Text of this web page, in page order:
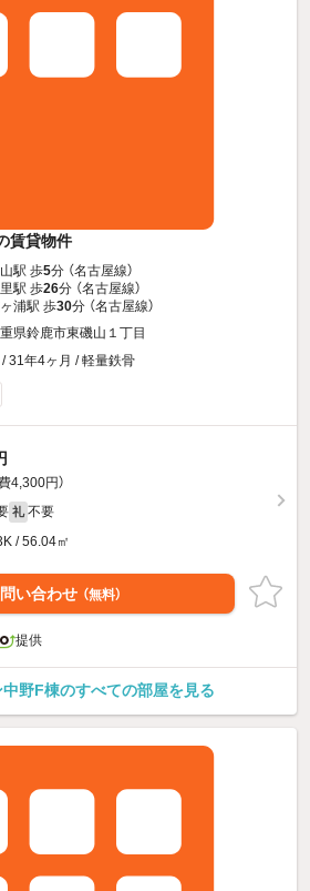
賃貸物件
駅 歩5分 （名古屋線）
駅 歩26分 （名古屋線）
浦駅 歩30分 （名古屋線）
県鈴鹿市東磯山１丁目
31年4ヶ月 / 軽量鉄骨
4,300円）
礼 不要
/ 56.04㎡
い合わせ （無料）
提供
野F棟のすべての部屋を見る